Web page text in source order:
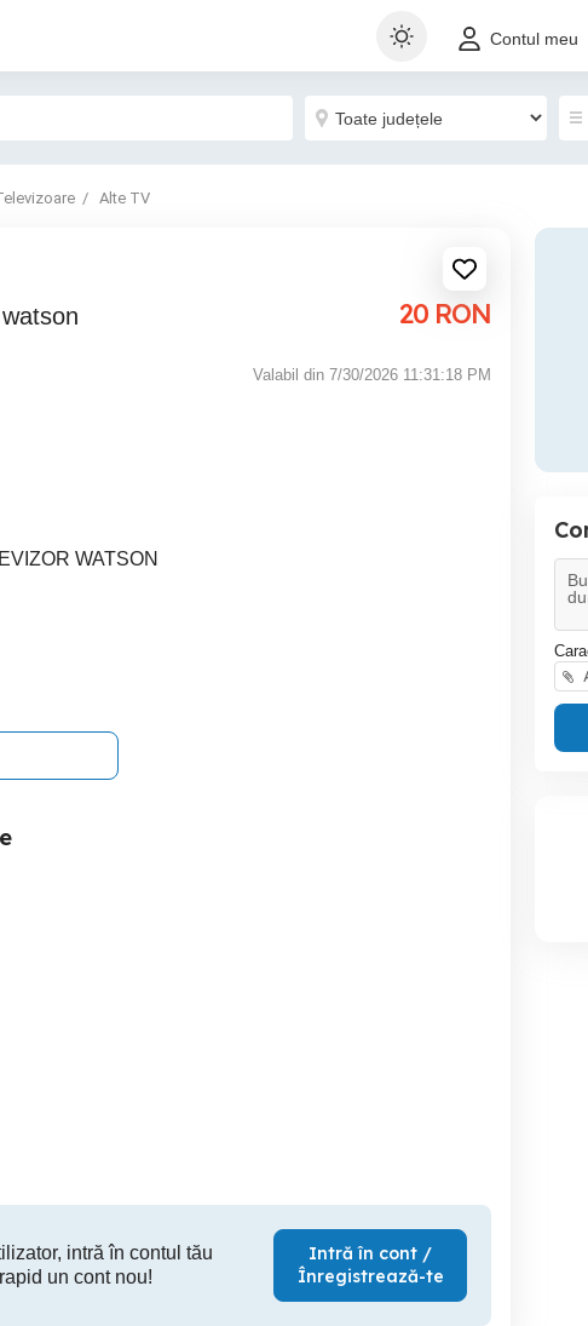
Contul meu
Alte TV
20 RON
Valabil din 7/30/2026 11:31:18 PM
WATSON
intră în contul tău
un cont nou!
Intră în cont /
Înregistrează-te